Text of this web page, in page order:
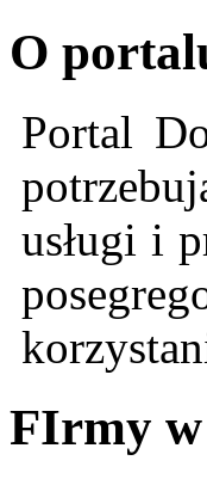
O
Portal
usługi i
FIrmy w